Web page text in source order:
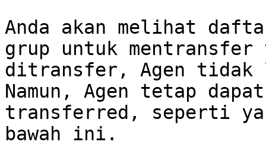
Anda akan melihat
grup untuk
ditransfer, Agen tidak
Namun, Agen tetap
transferred, seperti
bawah ini.